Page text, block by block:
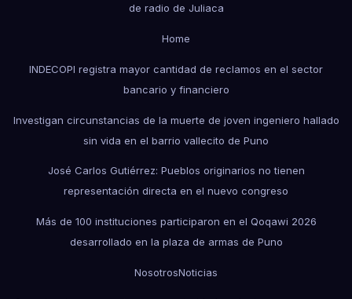
de radio de Juliaca
Home
INDECOPI registra mayor cantidad de reclamos en el sector
bancario y financiero
Investigan circunstancias de la muerte de joven ingeniero hallado
sin vida en el barrio vallecito de Puno
José Carlos Gutiérrez: Pueblos originarios no tienen
representación directa en el nuevo congreso
Más de 100 instituciones participaron en el Qoqawi 2026
desarrollado en la plaza de armas de Puno
NosotrosNoticias